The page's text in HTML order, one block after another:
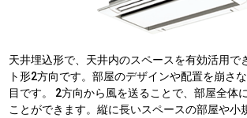
天井埋込形で、天井内のスペースを有効活用で
ト形2方向です。部屋のデザインや配置を崩さ
目です。 2方向から風を送ることで、部屋全体
ことができます。縦に長いスペースの部屋や小